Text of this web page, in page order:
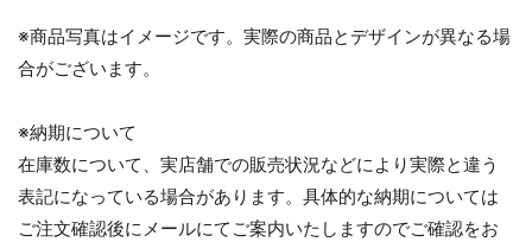
※商品写真はイメージです。実際の商品とデザインが異なる場
合がございます。
※納期について
在庫数について、実店舗での販売状況などにより実際と違う
表記になっている場合があります。具体的な納期については
ご注文確認後にメールにてご案内いたしますのでご確認をお